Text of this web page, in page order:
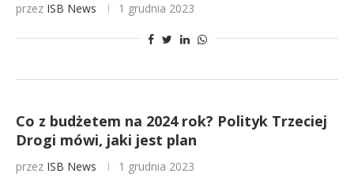
przez ISB News 1 grudnia 2023
Co z budżetem na 2024 rok? Polityk Trzeciej
Drogi mówi, jaki jest plan
przez ISB News 1 grudnia 2023